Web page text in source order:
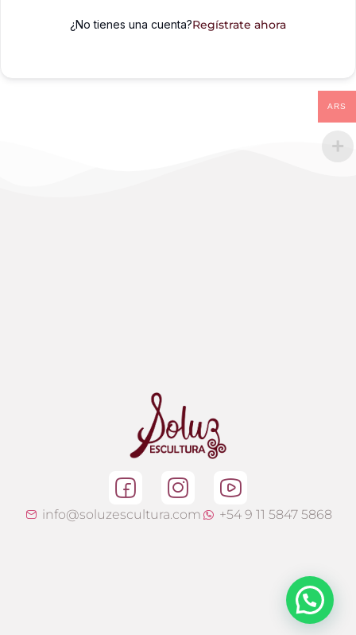
¿No tienes una cuenta?Regístrate ahora
info@soluzescultura.com +54 9 11 5847 5868
ARS